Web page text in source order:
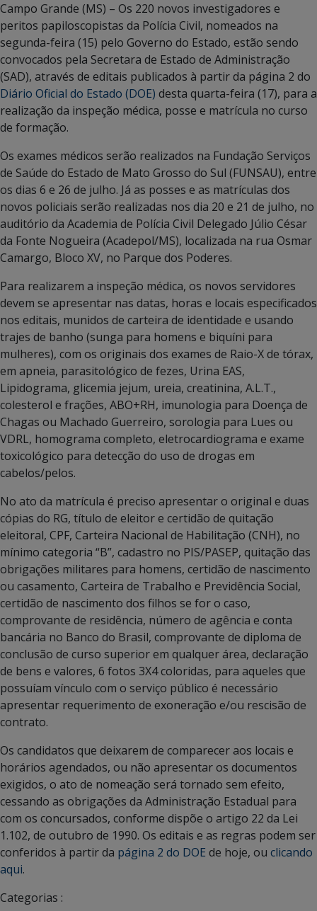
Campo Grande (MS) – Os 220 novos investigadores e
peritos papiloscopistas da Polícia Civil, nomeados na
segunda-feira (15) pelo Governo do Estado, estão sendo
convocados pela Secretara de Estado de Administração
(SAD), através de editais publicados à partir da página 2 do
Diário Oficial do Estado (DOE) desta quarta-feira (17), para a
realização da inspeção médica, posse e matrícula no curso
de formação.
Os exames médicos serão realizados na Fundação Serviços
de Saúde do Estado de Mato Grosso do Sul (FUNSAU), entre
os dias 6 e 26 de julho. Já as posses e as matrículas dos
novos policiais serão realizadas nos dia 20 e 21 de julho, no
auditório da Academia de Polícia Civil Delegado Júlio César
da Fonte Nogueira (Acadepol/MS), localizada na rua Osmar
Camargo, Bloco XV, no Parque dos Poderes.
Para realizarem a inspeção médica, os novos servidores
devem se apresentar nas datas, horas e locais especificados
nos editais, munidos de carteira de identidade e usando
trajes de banho (sunga para homens e biquíni para
mulheres), com os originais dos exames de Raio-X de tórax,
em apneia, parasitológico de fezes, Urina EAS,
Lipidograma, glicemia jejum, ureia, creatinina, A.L.T.,
colesterol e frações, ABO+RH, imunologia para Doença de
Chagas ou Machado Guerreiro, sorologia para Lues ou
VDRL, homograma completo, eletrocardiograma e exame
toxicológico para detecção do uso de drogas em
cabelos/pelos.
No ato da matrícula é preciso apresentar o original e duas
cópias do RG, título de eleitor e certidão de quitação
eleitoral, CPF, Carteira Nacional de Habilitação (CNH), no
mínimo categoria “B”, cadastro no PIS/PASEP, quitação das
obrigações militares para homens, certidão de nascimento
ou casamento, Carteira de Trabalho e Previdência Social,
certidão de nascimento dos filhos se for o caso,
comprovante de residência, número de agência e conta
bancária no Banco do Brasil, comprovante de diploma de
conclusão de curso superior em qualquer área, declaração
de bens e valores, 6 fotos 3X4 coloridas, para aqueles que
possuíam vínculo com o serviço público é necessário
apresentar requerimento de exoneração e/ou rescisão de
contrato.
Os candidatos que deixarem de comparecer aos locais e
horários agendados, ou não apresentar os documentos
exigidos, o ato de nomeação será tornado sem efeito,
cessando as obrigações da Administração Estadual para
com os concursados, conforme dispõe o artigo 22 da Lei
1.102, de outubro de 1990. Os editais e as regras podem ser
conferidos à partir da página 2 do DOE de hoje, ou clicando
aqui.
Categorias :